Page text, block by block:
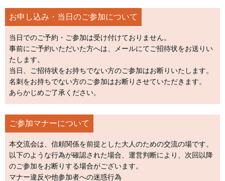
お申し込み・当日のご参加について
当日でのご予約・ご参加は受け付けておりません。
事前にご予約いただいた方へは、メールにてご招待状をお送りい
たします。
当日、ご招待状をお持ちでない方のご参加はお断りいたします。
名刺をお持ちでない方のご参加はお断りさせていただきます。
あらかじめご了承ください。
ご参加マナーについて
本交流会は、信頼関係を前提とした大人のための交流の場です。
以下のような行為が確認された場合、運営判断により、次回以降
のご参加をお断りする場合がございます。
マナー違反や他参加者への迷惑行為